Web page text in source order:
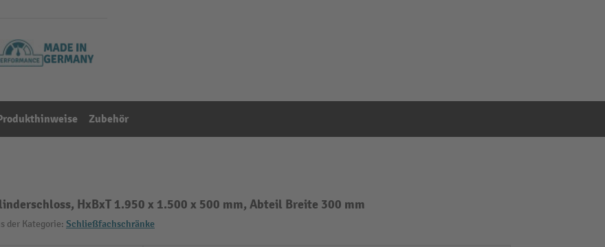
Zubehör
HxBxT 1.950 x 1.500 x 500 mm, Abteil Breite 300 mm
der Kategorie: Schließfachschränke